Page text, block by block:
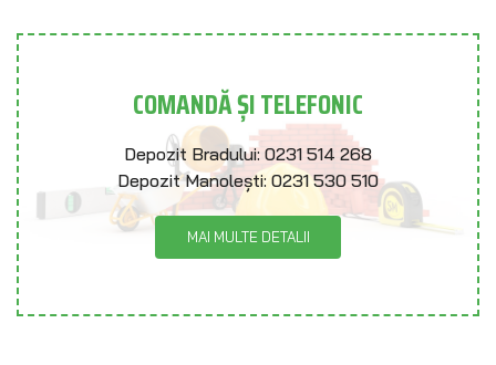
COMANDĂ ȘI TELEFONIC
Depozit Bradului: 0231 514 268
Depozit Manolești: 0231 530 510
MAI MULTE DETALII